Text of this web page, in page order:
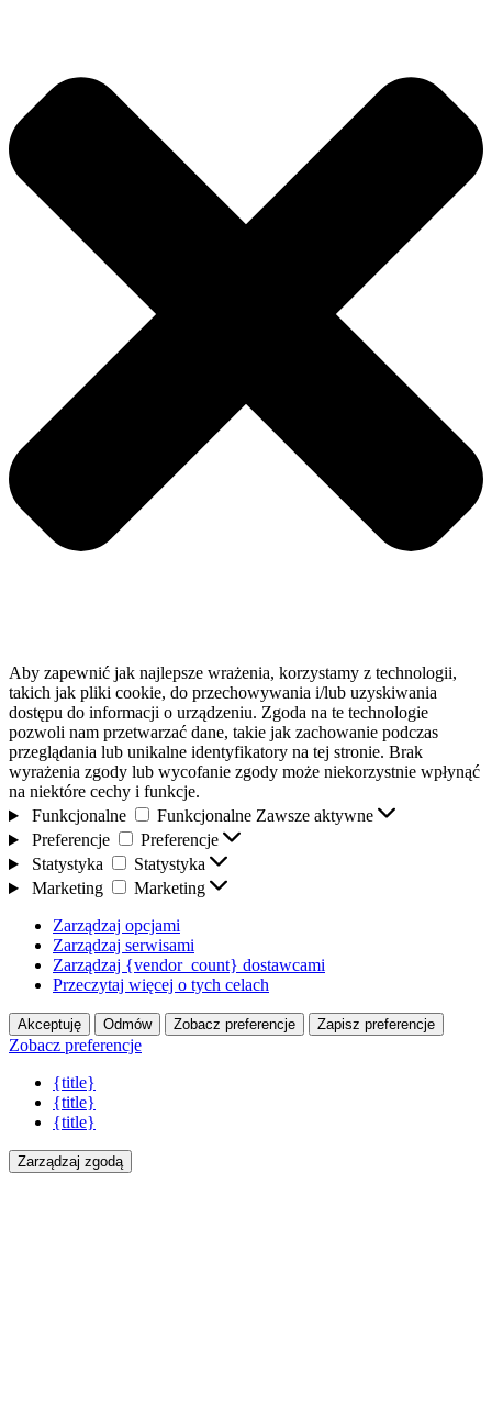
Aby zapewnić jak najlepsze wrażenia, korzystamy z technologii,
takich jak pliki cookie, do przechowywania i/lub uzyskiwania
dostępu do informacji o urządzeniu. Zgoda na te technologie
pozwoli nam przetwarzać dane, takie jak zachowanie podczas
przeglądania lub unikalne identyfikatory na tej stronie. Brak
wyrażenia zgody lub wycofanie zgody może niekorzystnie wpłynąć
na niektóre cechy i funkcje.
Funkcjonalne
Funkcjonalne Zawsze aktywne
Preferencje
Preferencje
Statystyka
Statystyka
Marketing
Marketing
Zarządzaj opcjami
Zarządzaj serwisami
Zarządzaj {vendor_count} dostawcami
Przeczytaj więcej o tych celach
Akceptuję Odmów Zobacz preferencje Zapisz preferencje
Zobacz preferencje
{title}
{title}
{title}
Zarządzaj zgodą